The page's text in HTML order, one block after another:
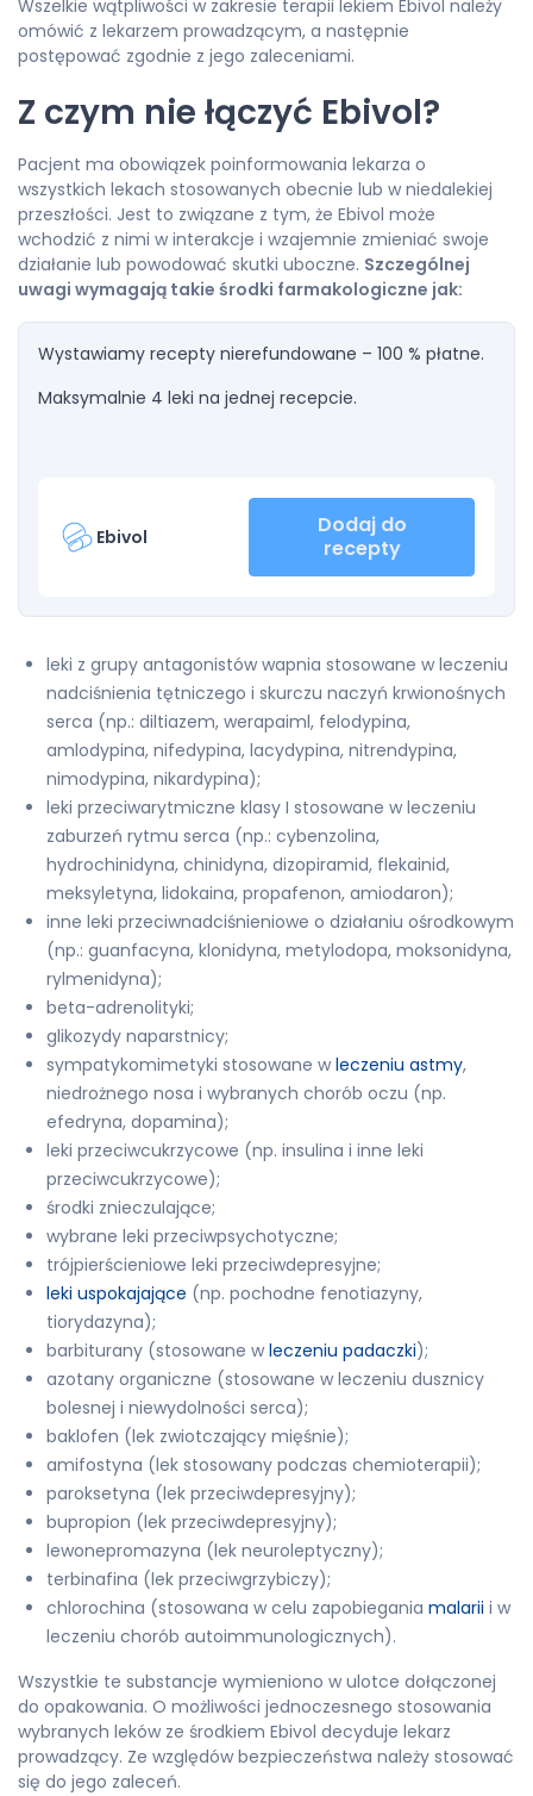
Wszelkie wątpliwości w zakresie terapii lekiem Ebivol należy
omówić z lekarzem prowadzącym, a następnie
postępować zgodnie z jego zaleceniami.
Z czym nie łączyć Ebivol?
Pacjent ma obowiązek poinformowania lekarza o
wszystkich lekach stosowanych obecnie lub w niedalekiej
przeszłości. Jest to związane z tym, że Ebivol może
wchodzić z nimi w interakcje i wzajemnie zmieniać swoje
działanie lub powodować skutki uboczne. Szczególnej
uwagi wymagają takie środki farmakologiczne jak:
Wystawiamy recepty nierefundowane – 100 % płatne.
Maksymalnie 4 leki na jednej recepcie.
Ebivol
Dodaj do
recepty
leki z grupy antagonistów wapnia stosowane w leczeniu
nadciśnienia tętniczego i skurczu naczyń krwionośnych
serca (np.: diltiazem, werapaiml, felodypina,
amlodypina, nifedypina, lacydypina, nitrendypina,
nimodypina, nikardypina);
leki przeciwarytmiczne klasy I stosowane w leczeniu
zaburzeń rytmu serca (np.: cybenzolina,
hydrochinidyna, chinidyna, dizopiramid, flekainid,
meksyletyna, lidokaina, propafenon, amiodaron);
inne leki przeciwnadciśnieniowe o działaniu ośrodkowym
(np.: guanfacyna, klonidyna, metylodopa, moksonidyna,
rylmenidyna);
beta-adrenolityki;
glikozydy naparstnicy;
sympatykomimetyki stosowane w leczeniu astmy,
niedrożnego nosa i wybranych chorób oczu (np.
efedryna, dopamina);
leki przeciwcukrzycowe (np. insulina i inne leki
przeciwcukrzycowe);
środki znieczulające;
wybrane leki przeciwpsychotyczne;
trójpierścieniowe leki przeciwdepresyjne;
leki uspokajające (np. pochodne fenotiazyny,
tiorydazyna);
barbiturany (stosowane w leczeniu padaczki);
azotany organiczne (stosowane w leczeniu dusznicy
bolesnej i niewydolności serca);
baklofen (lek zwiotczający mięśnie);
amifostyna (lek stosowany podczas chemioterapii);
paroksetyna (lek przeciwdepresyjny);
bupropion (lek przeciwdepresyjny);
lewonepromazyna (lek neuroleptyczny);
terbinafina (lek przeciwgrzybiczy);
chlorochina (stosowana w celu zapobiegania malarii i w
leczeniu chorób autoimmunologicznych).
Wszystkie te substancje wymieniono w ulotce dołączonej
do opakowania. O możliwości jednoczesnego stosowania
wybranych leków ze środkiem Ebivol decyduje lekarz
prowadzący. Ze względów bezpieczeństwa należy stosować
się do jego zaleceń.